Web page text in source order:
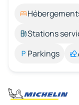
Stations
Parkings